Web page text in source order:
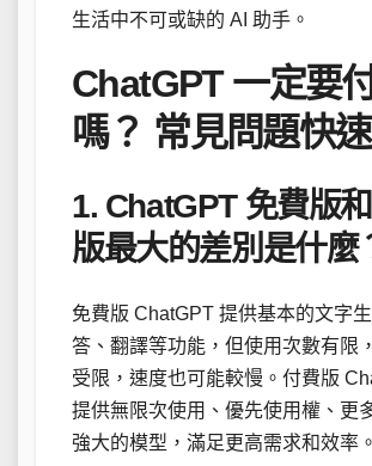
生活中不可或缺的 AI 助手。
ChatGPT 一定要
嗎？ 常見問題快
1. ChatGPT 免費版
版最大的差別是什麼
免費版 ChatGPT 提供基本的文字
答、翻譯等功能，但使用次數有限
受限，速度也可能較慢。付費版
提供無限次使用、優先使用權、更
強大的模型，滿足更高需求和效率。